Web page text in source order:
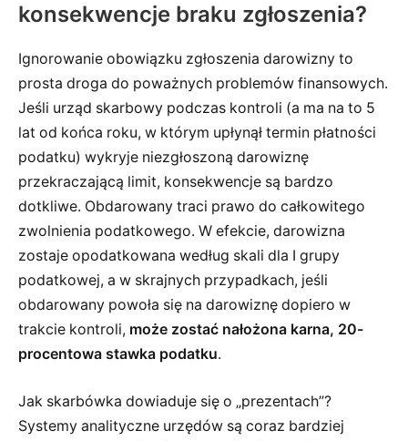
konsekwencje braku zgłoszenia?
Ignorowanie obowiązku zgłoszenia darowizny to
prosta droga do poważnych problemów finansowych.
Jeśli urząd skarbowy podczas kontroli (a ma na to 5
lat od końca roku, w którym upłynął termin płatności
podatku) wykryje niezgłoszoną darowiznę
przekraczającą limit, konsekwencje są bardzo
dotkliwe. Obdarowany traci prawo do całkowitego
zwolnienia podatkowego. W efekcie, darowizna
zostaje opodatkowana według skali dla I grupy
podatkowej, a w skrajnych przypadkach, jeśli
obdarowany powoła się na darowiznę dopiero w
trakcie kontroli, może zostać nałożona karna, 20-
procentowa stawka podatku.
Jak skarbówka dowiaduje się o „prezentach”?
Systemy analityczne urzędów są coraz bardziej